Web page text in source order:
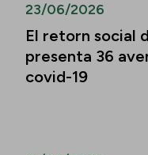
23/06/2026
El retorn social
presenta 36
covid-19